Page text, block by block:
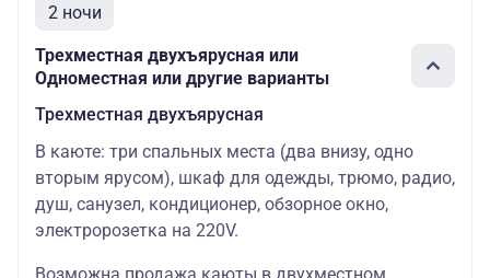
2 ночи
Трехместная двухъярусная или
Одноместная или другие варианты
Трехместная двухъярусная
В каюте: три спальных места (два внизу, одно
вторым ярусом), шкаф для одежды, трюмо, радио,
душ, санузел, кондиционер, обзорное окно,
электророзетка на 220V.